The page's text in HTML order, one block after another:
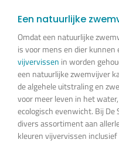
Een natuurlijke
Omdat een natuurlijke
is voor mens en dier
vijvervissen in worden
een natuurlijke zwemvijver
de algehele uitstraling en
voor meer leven in het
ecologisch evenwicht. Bij De
divers assortiment aan
kleuren vijvervissen